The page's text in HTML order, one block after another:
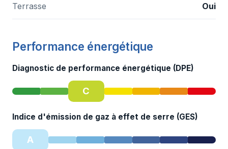
Terrasse Oui
Performance énergétique
Diagnostic de performance énergétique (DPE)
C
Indice d'émission de gaz à effet de serre (GES)
A